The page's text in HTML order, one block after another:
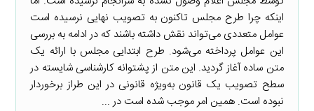
اینکه چرا طرح مجلس تاکنون به تصویب نهایی نرسیده است
عوامل متعددی می‌تواند نقش داشته باشند که در ادامه به بررسی
این عوامل پرداخته می‌شود. طرح ابتدایی مجلس با ارائه یک
متن ساده آغاز گردید. این متن از پشتوانه کارشناسی شایسته در
سطح تصویب یک قانون به‌ویژه قانونی در این طراز برخوردار
نبوده است. همین امر موجب شده است در ...